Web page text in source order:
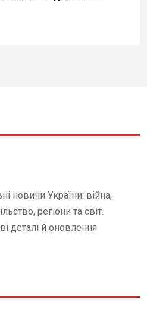
новини України: війна,
регіони та світ.
деталі й оновлення